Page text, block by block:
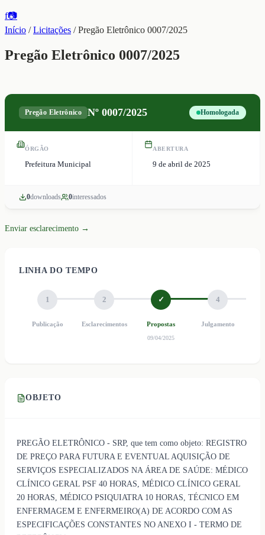
f📷
Início /Licitações /Pregão Eletrônico 0007/2025
Pregão Eletrônico 0007/2025
Pregão Eletrônico Nº0007/2025 Homologada
ÓRGÃO
Prefeitura Municipal
ABERTURA
9 de abril de 2025
0downloads 0interessados
Enviar esclarecimento →
LINHA DO TEMPO
1
Publicação
2
Esclarecimentos
✓
Propostas
09/04/2025
4
Julgamento
OBJETO
PREGÃO ELETRÔNICO - SRP, que tem como objeto: REGISTRO
DE PREÇO PARA FUTURA E EVENTUAL AQUISIÇÃO DE
SERVIÇOS ESPECIALIZADOS NA ÁREA DE SAÚDE: MÉDICO
CLÍNICO GERAL PSF 40 HORAS, MÉDICO CLÍNICO GERAL
20 HORAS, MÉDICO PSIQUIATRA 10 HORAS, TÉCNICO EM
ENFERMAGEM E ENFERMEIRO(A) DE ACORDO COM AS
ESPECIFICAÇÕES CONSTANTES NO ANEXO I - TERMO DE